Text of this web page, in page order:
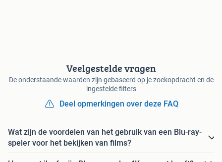
Veelgestelde vragen
De onderstaande waarden zijn gebaseerd op je zoekopdracht en de
ingestelde filters
Deel opmerkingen over deze FAQ
Wat zijn de voordelen van het gebruik van een Blu-ray-
speler voor het bekijken van films?